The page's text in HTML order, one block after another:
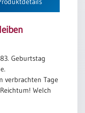
Geburtstag
verbrachten Tage
Welch